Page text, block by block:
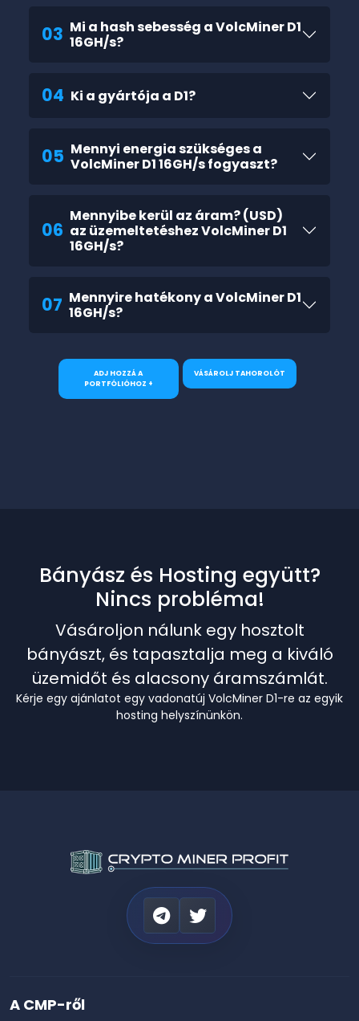
03 Mi a hash sebesség a VolcMiner D1
16GH/s?
04 Ki a gyártója a D1?
05 Mennyi energia szükséges a
VolcMiner D1 16GH/s fogyaszt?
06
Mennyibe kerül az áram? (USD)
az üzemeltetéshez VolcMiner D1
16GH/s?
07 Mennyire hatékony a VolcMiner D1
16GH/s?
ADJ HOZZÁ A
PORTFÓLIÓHOZ +
VÁSÁROLJ TAHOROLÓT
Bányász és Hosting együtt?
Nincs probléma!
Vásároljon nálunk egy hosztolt
bányászt, és tapasztalja meg a kiváló
üzemidőt és alacsony áramszámlát.
Kérje egy ajánlatot egy vadonatúj VolcMiner D1-re az egyik
hosting helyszínünkön.
A CMP-ről